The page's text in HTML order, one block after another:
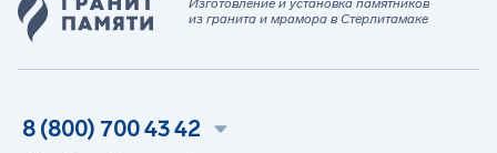
Изготовление и установка памятников
из гранита и мрамора в Стерлитамаке
8 (800) 700 43 42